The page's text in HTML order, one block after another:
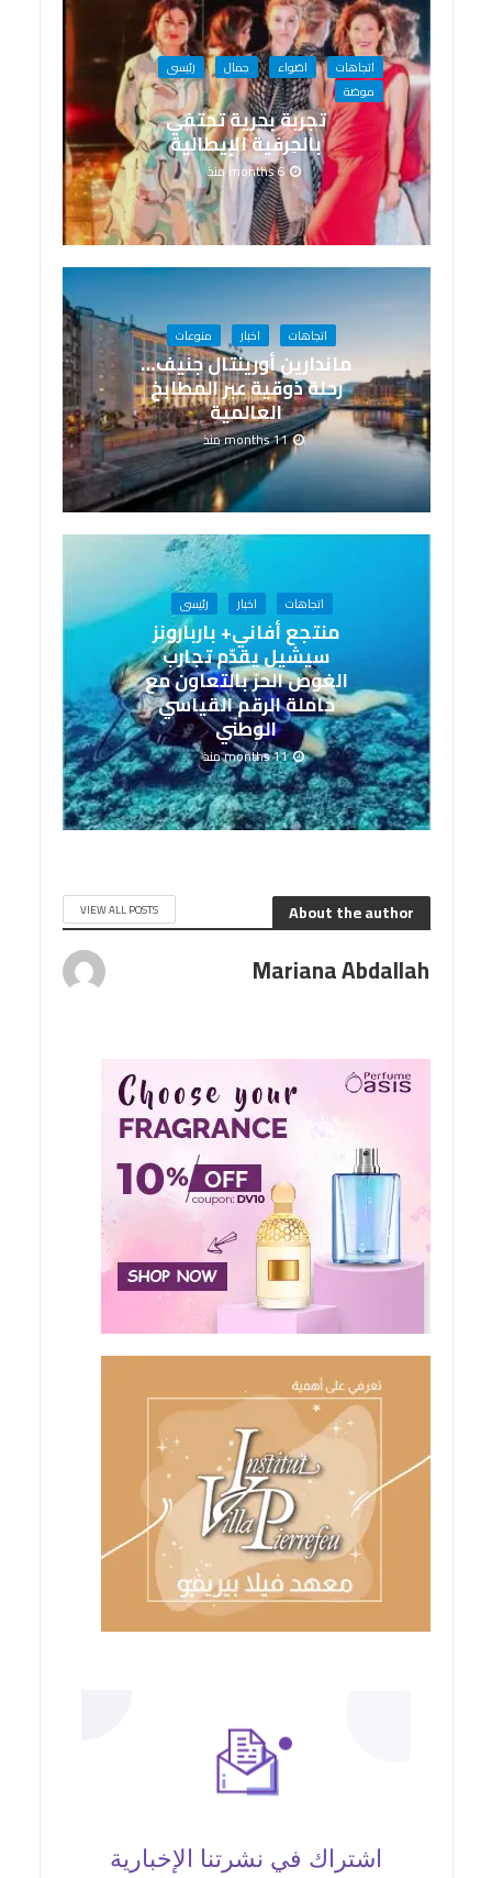
اتجاهات اضواء جمال
رئيسى
موضة
تجربة بحرية تحتفي
بالحِرفية الإيطالية
6 months منذ
اتجاهات اخبار منوعات
ماندارين أورينتال جنيف…
رحلة ذوقية عبر المطابخ
العالمية
11 months منذ
اتجاهات اخبار رئيسى
منتجع أفاني+ باربارونز
سيشيل يقدّم تجارب
الغوص الحرّ بالتعاون مع
حاملة الرقم القياسي
الوطني
11 months منذ
About the author
VIEW ALL POSTS
Mariana Abdallah
اشتراك في نشرتنا الإخبارية